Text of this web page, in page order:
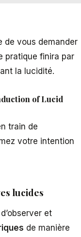
de vous demander
pratique finira par
la lucidité.
of Lucid
train de
votre intention
lucides
et
de manière